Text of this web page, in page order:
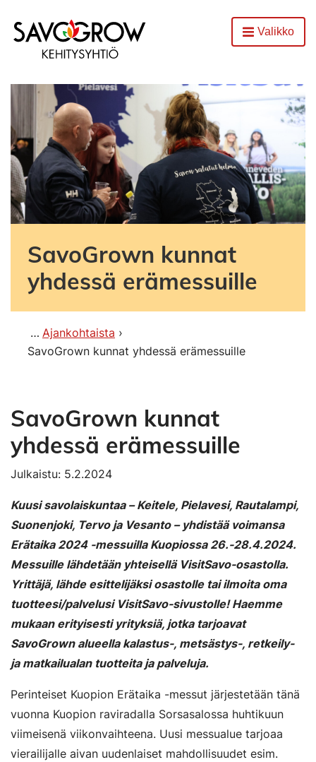
Etusivu
AvaaValikko
SavoGrown kunnat
yhdessä erämessuille
Ajankohtaista
SavoGrown kunnat yhdessä erämessuille
SavoGrown kunnat
yhdessä erämessuille
Julkaistu: 5.2.2024
Kuusi savolaiskuntaa – Keitele, Pielavesi, Rautalampi,
Suonenjoki, Tervo ja Vesanto – yhdistää voimansa
Erätaika 2024 -messuilla Kuopiossa 26.-28.4.2024.
Messuille lähdetään yhteisellä VisitSavo-osastolla.
Yrittäjä, lähde esittelijäksi osastolle tai ilmoita oma
tuotteesi/palvelusi VisitSavo-sivustolle!Haemme
mukaan erityisesti yrityksiä, jotka tarjoavat
SavoGrown alueella kalastus-, metsästys-, retkeily-
ja matkailualan tuotteita ja palveluja.
Perinteiset Kuopion Erätaika -messut järjestetään tänä
vuonna Kuopion raviradalla Sorsasalossa huhtikuun
viimeisenä viikonvaihteena. Uusi messualue tarjoaa
vierailijalle aivan uudenlaiset mahdollisuudet esim.